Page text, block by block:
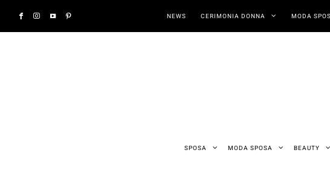
NEWS CERIMONIA DONNA MODA
SPOSA MODA SPOSA BEAUTY